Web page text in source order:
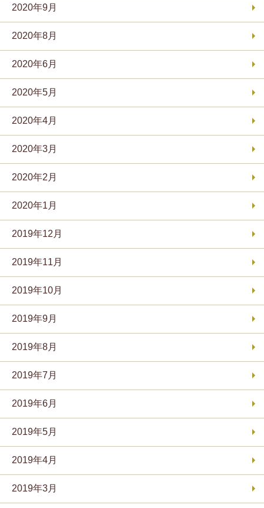
2020年9月
2020年8月
2020年6月
2020年5月
2020年4月
2020年3月
2020年2月
2020年1月
2019年12月
2019年11月
2019年10月
2019年9月
2019年8月
2019年7月
2019年6月
2019年5月
2019年4月
2019年3月